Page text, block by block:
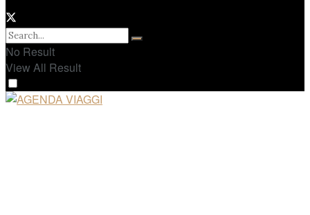
No Result
View All Result